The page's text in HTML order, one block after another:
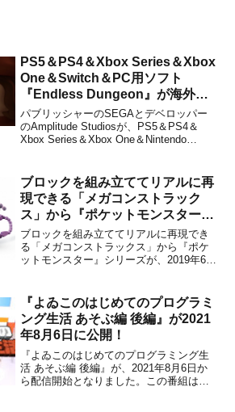
PS5＆PS4＆Xbox Series＆Xbox
One＆Switch＆PC用ソフト
『Endless Dungeon』が海外向
けとして発売決定！
パブリッシャーのSEGAとデベロッパー
のAmplitude Studiosが、PS5＆PS4＆
Xbox Series＆Xbox One＆Nintendo
とを「THE GAME AWARDS 2...
ブロックを組み立ててリアルに再
現できる「メガコンストラック
ス」から『ポケットモンスター』
シリーズが2019年6月下旬以降に
順次発売決定！
ブロックを組み立ててリアルに再現でき
る「メガコンストラックス」から『ポケ
ットモンスター』シリーズが、2019年6月
ョナル株式会社から発表されました。各
商品の詳細は下記の通りとなっていま
す。ブロックを組み立てて...
『よゐこのはじめてのプログラミ
ング生活 あそぶ編 後編』が2021
年8月6日に公開！
『よゐこのはじめてのプログラミング生
活 あそぶ編 後編』が、2021年8月6日か
ら配信開始となりました。この番組は、